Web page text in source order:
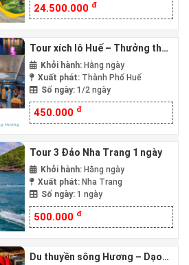
24.500.000 đ
Tour xích lô Huế – Thưởng thức
Ẩm thực và Nghe Ca Huế trên
sông Hương
Khởi hành: Hằng ngày
Xuất phát: Thành Phố Huế
Số ngày: 1/2 ngày
450.000 đ
Tour 3 Đảo Nha Trang 1 ngày
Khởi hành: Hằng ngày
Xuất phát: Nha Trang
Số ngày: 1 ngày
500.000 đ
Du thuyền sông Hương – Dạo